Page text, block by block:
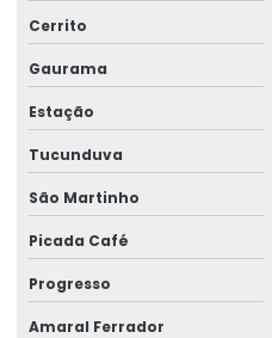
Cerrito
Gaurama
Estação
Tucunduva
São Martinho
Picada Café
Progresso
Amaral Ferrador